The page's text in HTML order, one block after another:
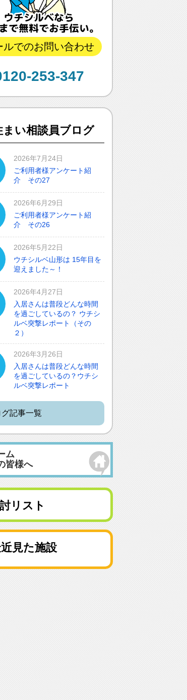
ルでのお問い合わせ
253-347
まい相談員ブログ
2026年7月24日
ご利用者様アンケート紹
介 その27
2026年6月29日
ご利用者様アンケート紹
介 その26
2026年5月22日
ウチシルベ山形は 15年目を
迎えました～！
2026年4月27日
入居さんは普段どんな時間
を過ごしているの？ ウチシ
ルベ突撃レポート（その
２）
2026年3月26日
入居さんは普段どんな時間
を過ごしているの？ウチシ
ルベ突撃レポート
グ記事一覧
ム
皆様へ
リスト
見た施設